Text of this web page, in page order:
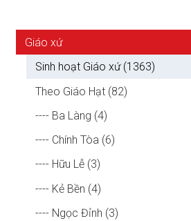
Giáo xứ
Sinh hoạt Giáo xứ (1363)
Theo Giáo Hạt (82)
---- Ba Làng (4)
---- Chính Tòa (6)
---- Hữu Lễ (3)
---- Kẻ Bền (4)
---- Ngọc Đỉnh (3)